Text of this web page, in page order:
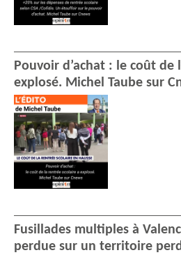
Pouvoir d’achat : le coût de
explosé. Michel Taube sur
Fusillades multiples à
perdue sur un territoire